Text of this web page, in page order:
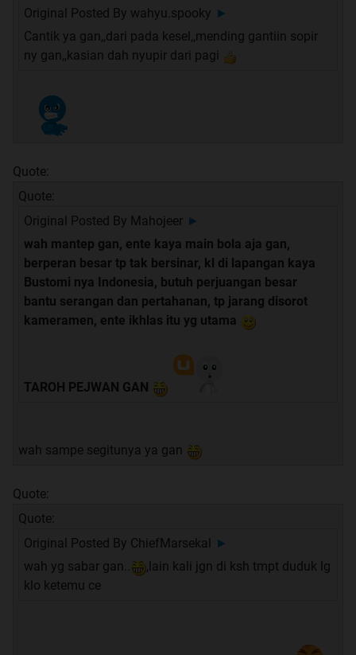
Original Posted By wahyu.spooky ►
Cantik ya gan,,dari pada kesel,,mending gantiin sopir
ny gan,,kasian dah nyupir dari pagi
Quote:
Quote:
Original Posted By Mahojeer ►
wah mantep gan, ente kaya main bola aja gan,
berperan besar tp tak bersinar, kl di lapangan kaya
Bustomi nya Indonesia, butuh perjuangan besar
bantu serangan dan pertahanan, tp jarang disorot
kameramen, ente ikhlas itu yg utama
TAROH PEJWAN GAN
wah sampe segitunya ya gan
Quote:
Quote:
Original Posted By ChiefMarsekal
►
wah yg sabar gan..
,lain kali jgn di ksh tmpt duduk lg
klo ketemu ce